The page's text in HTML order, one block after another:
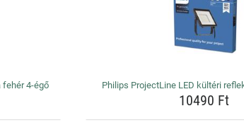
fehér 4-égő Philips ProjectLine LED kültéri
10490 Ft